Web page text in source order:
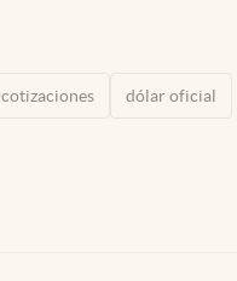
cotizaciones dólar oficial